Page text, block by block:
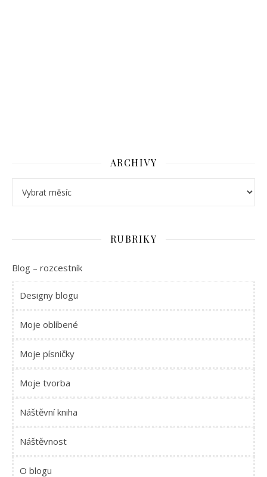
ARCHIVY
RUBRIKY
Blog – rozcestník
Designy blogu
Moje oblíbené
Moje písničky
Moje tvorba
Náštěvní kniha
Náštěvnost
O blogu